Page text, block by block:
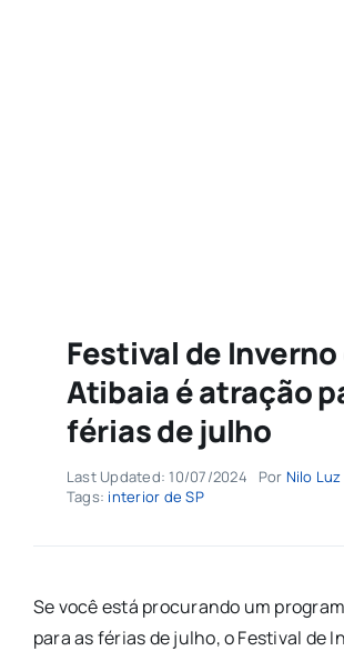
Festival de Inverno
Atibaia é atração
férias de julho
Last Updated: 10/07/2024 Por Nilo Luz
Tags: interior de SP
Se você está procurando um
para as férias de julho, o Festival de